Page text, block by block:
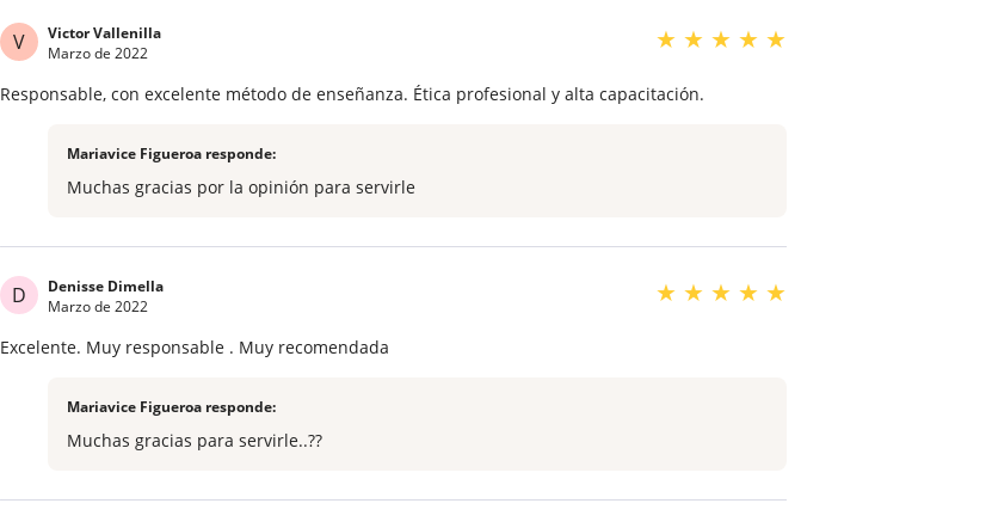
V
Victor Vallenilla
Marzo de 2022
★ ★ ★ ★ ★
Responsable, con excelente método de enseñanza. Ética profesional y alta capacitación.
Mariavice Figueroa responde:
Muchas gracias por la opinión para servirle
D
Denisse Dimella
Marzo de 2022
★ ★ ★ ★ ★
Excelente. Muy responsable . Muy recomendada
Mariavice Figueroa responde:
Muchas gracias para servirle..??